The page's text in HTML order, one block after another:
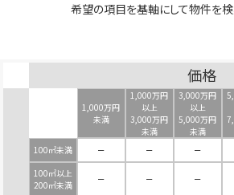
希望の項目を基軸にして物件を検
価格
1,000万円
未満
1,000万円
以上
3,000万円
未満
3,000万円
以上
5,000万円
未満
100㎡未満 － － －
100㎡以上
200㎡未満
－ － －